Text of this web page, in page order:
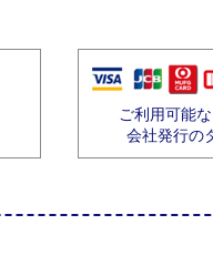
ご利用可能
会社発行の